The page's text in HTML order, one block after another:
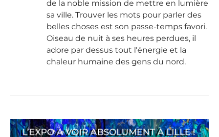
de la noble mission de mettre en lumière
sa ville. Trouver les mots pour parler des
belles choses est son passe-temps favori.
Oiseau de nuit à ses heures perdues, il
adore par dessus tout l'énergie et la
chaleur humaine des gens du nord.